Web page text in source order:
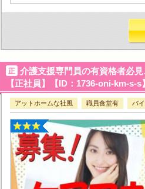
介護支援専門員の有資格者必
【正社員】【ID：1736-oni-km-s-s】
アットホームな社風 職員食堂有 バ